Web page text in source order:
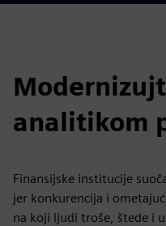
analitikom
Finansijske institucije
jer konkurencija i
na koji ljudi troše, štede i